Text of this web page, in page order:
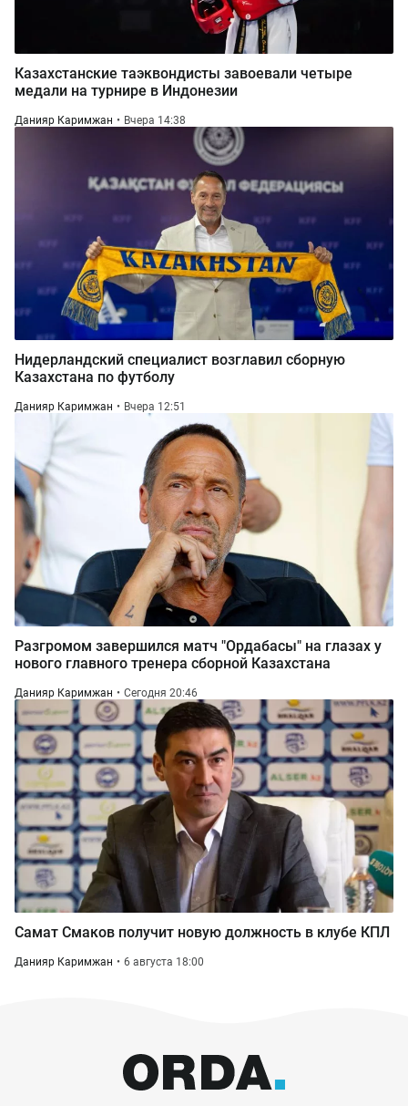
Казахстанские таэквондисты завоевали четыре
медали на турнире в Индонезии
Данияр Каримжан Вчера 14:38
Нидерландский специалист возглавил сборную
Казахстана по футболу
Данияр Каримжан Вчера 12:51
Разгромом завершился матч "Ордабасы" на глазах у
нового главного тренера сборной Казахстана
Данияр Каримжан Сегодня 20:46
Самат Смаков получит новую должность в клубе КПЛ
Данияр Каримжан 6 августа 18:00